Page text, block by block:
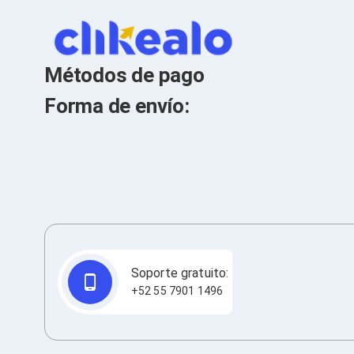
Cables Coaxiales
Accesorios para Cables
Jacks de Red
Conectores
Tapas y Cajas
Herramientas para Cables
Pinzas Ponchadoras
Sujetadores de Cables
Cinchos
Adaptadores PC
Adaptadores PC USB
Adaptadores PC Serial
Adaptadores PC IDE
Métodos de pago
Forma de envío:
Soporte gratuito:
+52 55 7901 1496